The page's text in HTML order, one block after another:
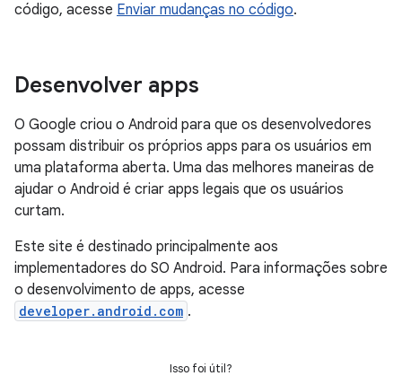
código, acesse Enviar mudanças no código.
Desenvolver apps
O Google criou o Android para que os desenvolvedores
possam distribuir os próprios apps para os usuários em
uma plataforma aberta. Uma das melhores maneiras de
ajudar o Android é criar apps legais que os usuários
curtam.
Este site é destinado principalmente aos
implementadores do SO Android. Para informações sobre
o desenvolvimento de apps, acesse
developer.android.com .
Isso foi útil?